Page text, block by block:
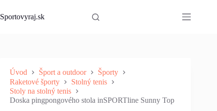
to
content
Sportovyraj.sk
Úvod Šport a outdoor
Športy
Raketové športy
Stolný tenis
Stoly na stolný tenis
Doska pingpongového stola inSPORTline Sunny Top